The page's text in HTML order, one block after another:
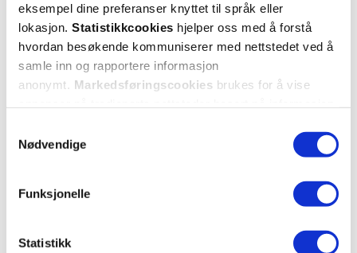
eksempel dine preferanser knyttet til språk eller
lokasjon. Statistikkcookies hjelper oss med å forstå
hvordan besøkende kommuniserer med nettstedet ved å
samle inn og rapportere informasjon
anonymt. Markedsføringscookies brukes for å vise
Nødvendige
Funksjonelle
Statistikk
3 stjerner
2 stjerner
1 stjerne